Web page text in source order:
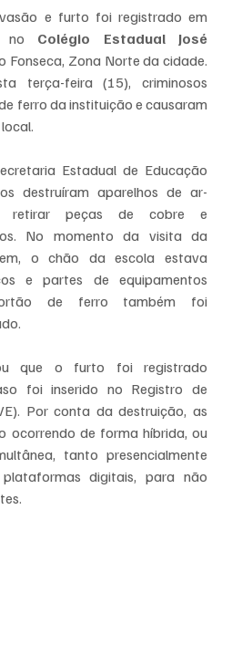
e furto foi registrado em
no Colégio Estadual José
Fonseca, Zona Norte da cidade.
terça-feira (15), criminosos
ferro da instituição e causaram
Estadual de Educação
destruíram aparelhos de ar-
retirar peças de cobre e
No momento da visita da
o chão da escola estava
e partes de equipamentos
de ferro também foi
que o furto foi registrado
foi inserido no Registro de
Por conta da destruição, as
ocorrendo de forma híbrida, ou
tanto presencialmente
digitais, para não